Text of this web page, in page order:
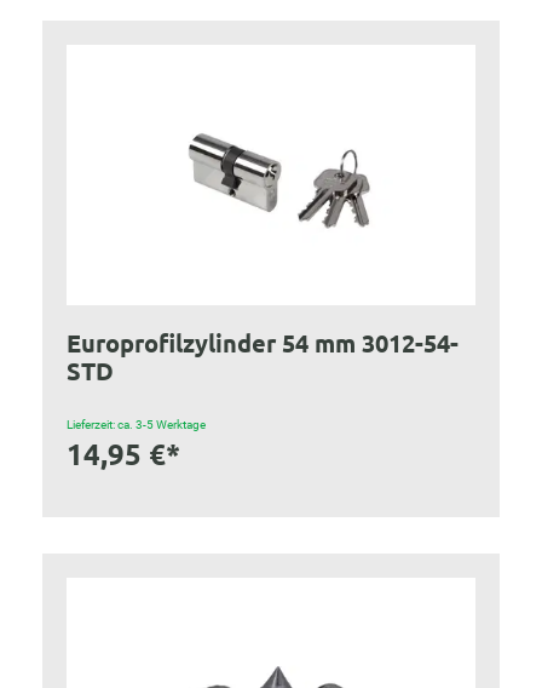
Europrofilzylinder 54 mm 3012-54-
STD
Lieferzeit: ca. 3-5 Werktage
14,95 €*